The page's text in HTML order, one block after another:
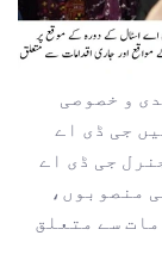
و خصوصی
جی ڈی اے
جی ڈی اے
منصوبوں،
سے متعلق